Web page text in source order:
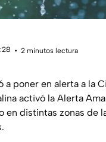
2 minutos lectura
a poner en alerta a la
activó la Alerta
distintas zonas de